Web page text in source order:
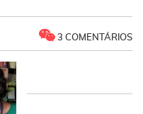
3 COMENTÁRIOS